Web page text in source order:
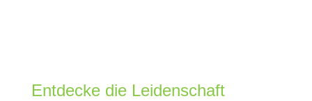
Entdecke die Leidenschaft